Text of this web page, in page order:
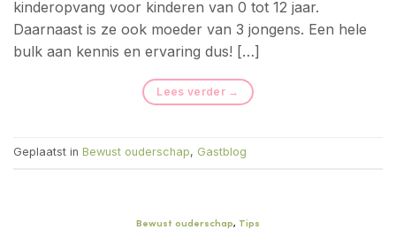
kinderopvang voor kinderen van 0 tot 12 jaar.
Daarnaast is ze ook moeder van 3 jongens. Een hele
bulk aan kennis en ervaring dus! […]
Lees verder →
Geplaatst in Bewust ouderschap, Gastblog
Bewust ouderschap, Tips